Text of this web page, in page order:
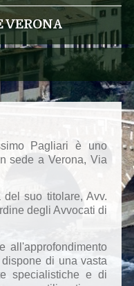
VERONA
Pagliari è uno
sede a Verona, Via
suo titolare, Avv.
degli Avvocati di
all'approfondimento
di una vasta
specialistiche e di